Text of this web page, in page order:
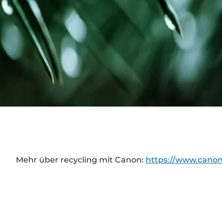
Mehr über recycling mit Canon: https://